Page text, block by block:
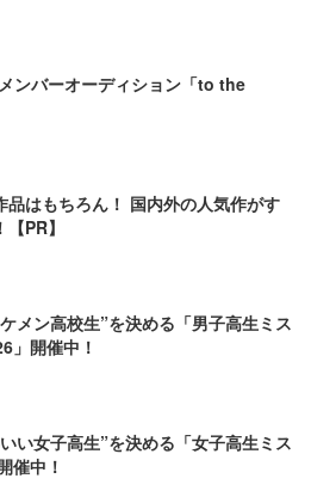
ンバーオーディション「to the
品はもちろん！ 国内外の人気作がす
PR】
メン高校生”を決める「男子高生ミス
」開催中！
い女子高生”を決める「女子高生ミス
催中！